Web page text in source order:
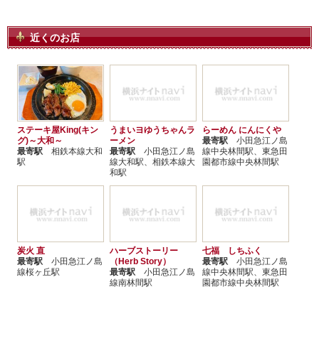
近くのお店
ステーキ屋King(キン
グ)～大和～
最寄駅 相鉄本線大和
駅
うまいヨゆうちゃんラ
ーメン
最寄駅 小田急江ノ島
線大和駅、相鉄本線大
和駅
らーめん にんにくや
最寄駅 小田急江ノ島
線中央林間駅、東急田
園都市線中央林間駅
炭火 直
最寄駅 小田急江ノ島
線桜ヶ丘駅
ハーブストーリー
（Herb Story）
最寄駅 小田急江ノ島
線南林間駅
七福 しちふく
最寄駅 小田急江ノ島
線中央林間駅、東急田
園都市線中央林間駅